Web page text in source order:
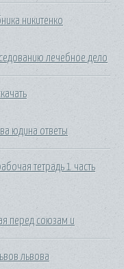
никитенко
лечебное дело
юдина ответы
тетрадь 1 часть
перед союзам и
львова